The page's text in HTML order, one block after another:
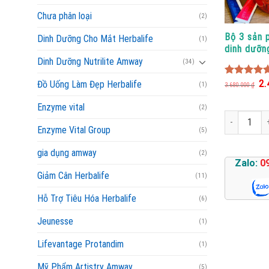
Chưa phân loại (2)
Dinh Dưỡng Cho Mắt Herbalife (1)
Dinh Dưỡng Nutrilite Amway (34)
Đồ Uống Làm Đẹp Herbalife (1)
Enzyme vital (2)
Enzyme Vital Group (5)
gia dụng amway (2)
Giảm Cân Herbalife (11)
Hỗ Trợ Tiêu Hóa Herbalife (6)
Jeunesse (1)
Lifevantage Protandim (1)
(5)
Bộ 3 sản
dinh
Neral
4.80out
3.680.000₫ Giá
Bộ 3 sản
Zalo: